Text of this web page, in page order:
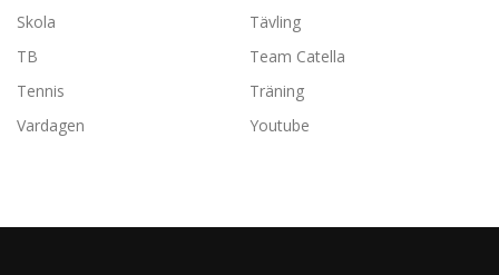
Skola
Tävling
TB
Team Catella
Tennis
Träning
Vardagen
Youtube